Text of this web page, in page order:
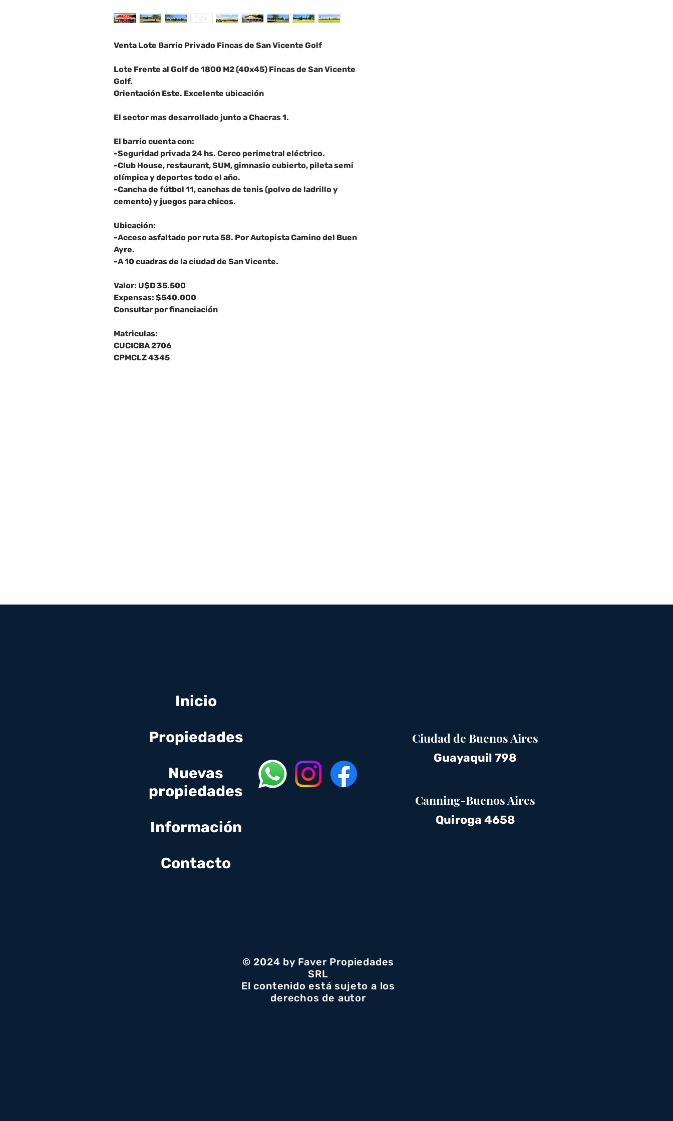
Venta Lote Barrio Privado Fincas de San Vicente Golf
Lote Frente al Golf de 1800 M2 (40x45) Fincas de San Vicente
Golf.
Orientación Este. Excelente ubicación
El sector mas desarrollado junto a Chacras 1.
El barrio cuenta con:
-Seguridad privada 24 hs. Cerco perimetral eléctrico.
-Club House, restaurant, SUM, gimnasio cubierto, pileta semi
olímpica y deportes todo el año.
-Cancha de fútbol 11, canchas de tenis (polvo de ladrillo y
cemento) y juegos para chicos.
Ubicación:
-Acceso asfaltado por ruta 58. Por Autopista Camino del Buen
Ayre.
-A 10 cuadras de la ciudad de San Vicente.
Valor: U$D 35.500
Expensas: $540.000
Consultar por financiación
Matriculas:
CUCICBA 2706
CPMCLZ 4345
Ciudad de Buenos Aires
Guayaquil 798
Canning-Buenos Aires
Quiroga 4658
© 2024 by Faver Propiedades
SRL
El contenido está sujeto a los
derechos de autor
Inicio
Propiedades
Nuevas
propiedades
Información
Contacto